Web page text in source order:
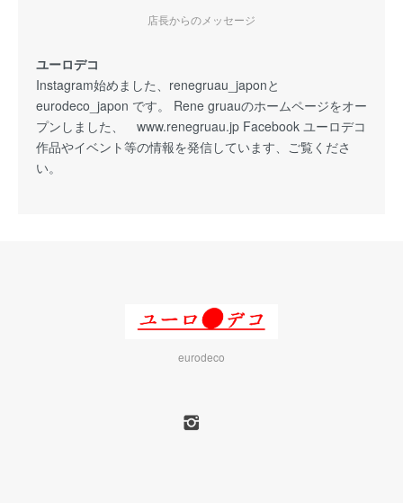
店長からのメッセージ
ユーロデコ
Instagram始めました、renegruau_japonと
eurodeco_japon です。 Rene gruauのホームページをオー
プンしました、 www.renegruau.jp Facebook ユーロデコ
作品やイベント等の情報を発信しています、ご覧くださ
い。
eurodeco